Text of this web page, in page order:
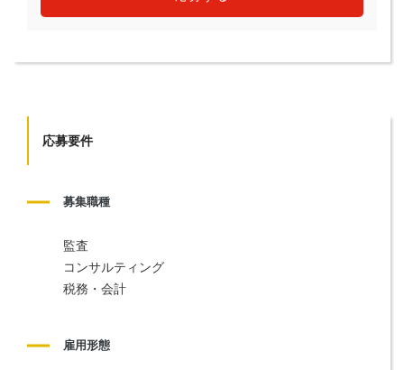
応募要件
募集職種
監査
コンサルティング
税務・会計
雇用形態